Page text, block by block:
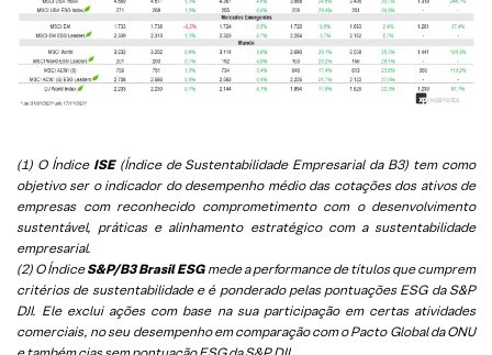
(1) O Índice ISE(Índice de Sustentabilidade Empresarial da B3) tem como
objetivo ser o indicador do desempenho médio das cotações dos ativos de
empresas com reconhecido comprometimento com o desenvolvimento
sustentável, práticas e alinhamento estratégico com a sustentabilidade
empresarial.
(2) O ÍndiceS&P/B3 Brasil ESGmede a performance de títulos que cumprem
critérios de sustentabilidade e é ponderado pelas pontuações ESG da S&P
DJI. Ele exclui ações com base na sua participação em certas atividades
comerciais, no seu desempenho em comparação com o Pacto Global da ONU